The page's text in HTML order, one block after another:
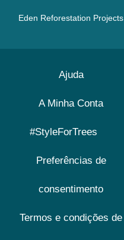
Eden Reforestation Projects
Ajuda
A Minha Conta
#StyleForTrees
Preferências de
consentimento
Termos e condições de